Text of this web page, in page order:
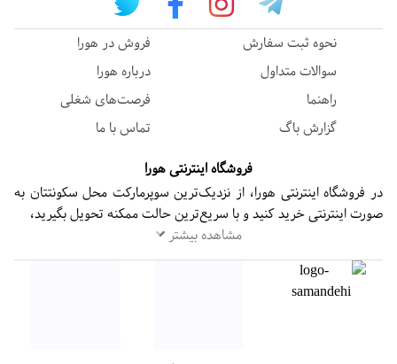
نحوه ثبت سفارش
سوالات متداول
راهنما
گزارش باگ
فروش در هورا
درباره هورا
فرصت‌های شغلی
تماس با ما
فروشگاه اینترنتی هورا
در فروشگاه اینترنتی هورا، از نزدیک‌ترین سوپرمارکت محل سکونتتان به
صورت اینترنتی خرید کنید و با سریع‌ترین حالت ممکنه تحویل بگیرید،
مشاهده بیشتر